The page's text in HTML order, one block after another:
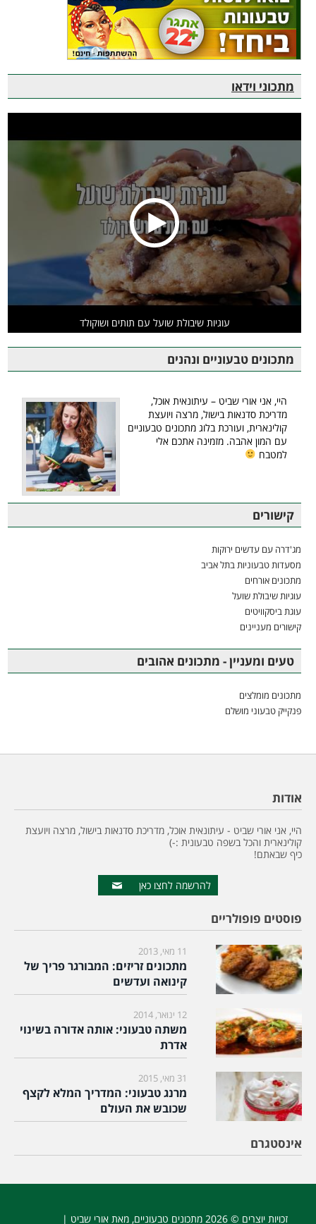
מתכוני וידאו
עוגיות שיבולת שועל עם תותים ושוקולד
מתכונים טבעוניים ונהנים
היי, אני אורי שביט – עיתונאית אוכל,
מדריכת סדנאות בישול, מרצה ויועצת
קולינארית, ועורכת בלוג מתכונים טבעוניים
עם המון אהבה. מזמינה אתכם אלי
למטבח
קישורים
מג'דרה עם עדשים ירוקות
מסעדות טבעוניות בתל אביב
מתכונים אורחים
עוגיות שיבולת שועל
עוגת ביסקוויטים
קישורים מעניינים
טעים ומעניין - מתכונים אהובים
מתכונים מומלצים
פנקייק טבעוני מושלם
אודות
היי, אני אורי שביט - עיתונאית אוכל, מדריכת סדנאות בישול, מרצה ויועצת
קולינארית והכל בשפה טבעונית :-)
כיף שבאתם!
להרשמה לחצו כאן
פוסטים פופולריים
11 מאי, 2013
מתכונים זריזים: המבורגר פריך של
קינואה ועדשים
12 ינואר, 2014
משתה טבעוני: אותה אדורה בשינוי
אדרת
31 מאי, 2015
מרנג טבעוני: המדריך המלא לקצף
שכובש את העולם
אינסטגרם
זכויות יוצרים © 2026 מתכונים טבעוניים, מאת אורי שביט |